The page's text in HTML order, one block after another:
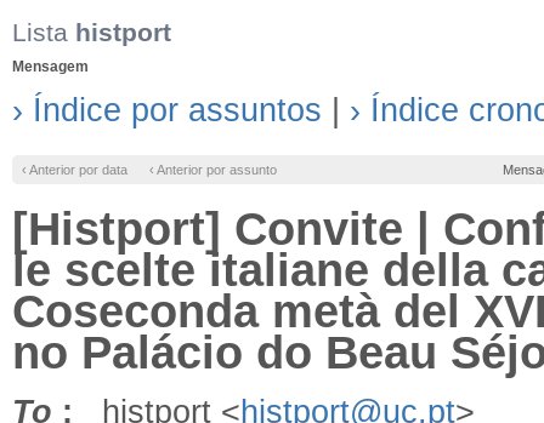
Lista histport
Mensagem
› Índice por assuntos › Índice
‹ Anterior por data ‹ Anterior por assunto
[Histport] Convite |
le scelte italiane della
Coseconda metà del
no Palácio do Beau
To : histport <histport@uc.pt>